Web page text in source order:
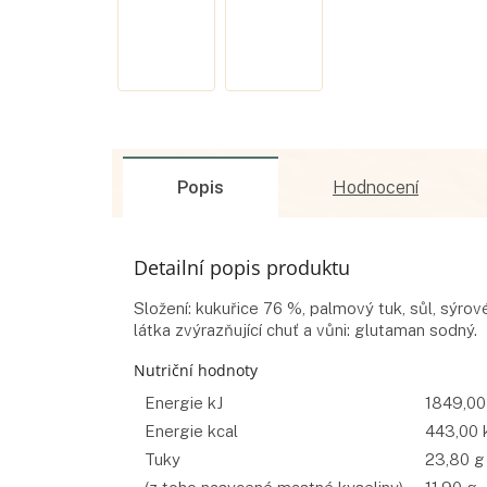
Popis Hodnocení
Detailní popis produktu
Složení: kukuřice 76 %, palmový tuk, sůl,
látka zvýrazňující chuť a vůni: glutaman sodný.
Nutriční hodnoty
Energie kJ
1849,00
Energie kcal
443,00
Tuky
23,80 g